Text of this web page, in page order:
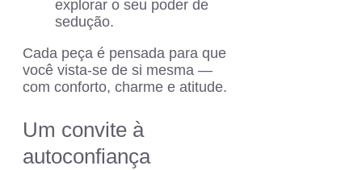
explorar o seu poder de
sedução.
Cada peça é pensada para que
você vista-se de si mesma —
com conforto, charme e atitude.
Um convite à
autoconfiança